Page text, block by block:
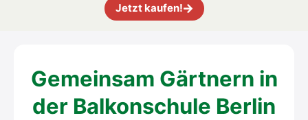
Jetzt kau­fen!
Gemein­sam Gärt­nern in
der Bal­kon­schu­le Ber­lin